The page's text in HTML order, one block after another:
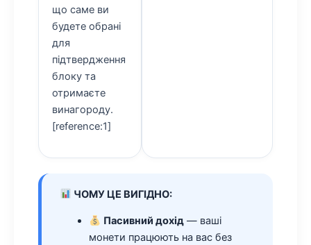
що саме ви
будете обрані
для
підтвердження
блоку та
отримаєте
винагороду.
[reference:1]
ЧОМУ ЦЕ ВИГІДНО:
Пасивний дохід— ваші
монети працюють на вас без